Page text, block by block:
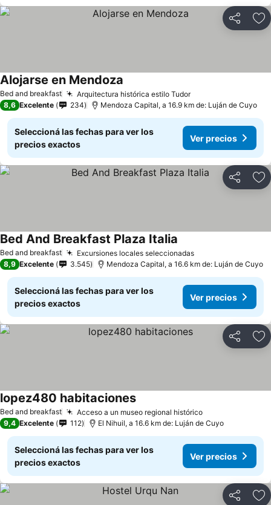
Compartir
Bed and breakfast Arquitectura histórica estilo Tudor
Alojarse en Mendoza
8,6 Excelente 234 Mendoza Capital, a 16.9 km de: Luján de Cuyo
Seleccioná las fechas para ver los
precios exactos
Ver precios
Compartir
Bed and breakfast Excursiones locales seleccionadas
Bed And Breakfast Plaza Italia
8,9 Excelente 3.545 Mendoza Capital, a 16.6 km de: Luján de Cuyo
Seleccioná las fechas para ver los
precios exactos
Ver precios
Compartir
Bed and breakfast Acceso a un museo regional histórico
lopez480 habitaciones
9,4 Excelente 112 El Nihuil, a 16.6 km de: Luján de Cuyo
Seleccioná las fechas para ver los
precios exactos
Ver precios
Compartir